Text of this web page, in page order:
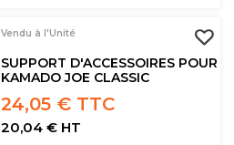
Vendu à l'Unité
SUPPORT D'ACCESSOIRES POUR
KAMADO JOE CLASSIC
24,05 € TTC
20,04 € HT